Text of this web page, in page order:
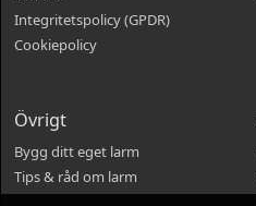
Integritetspolicy (GPDR)
Cookiepolicy
Övrigt
Bygg ditt eget larm
Tips & råd om larm